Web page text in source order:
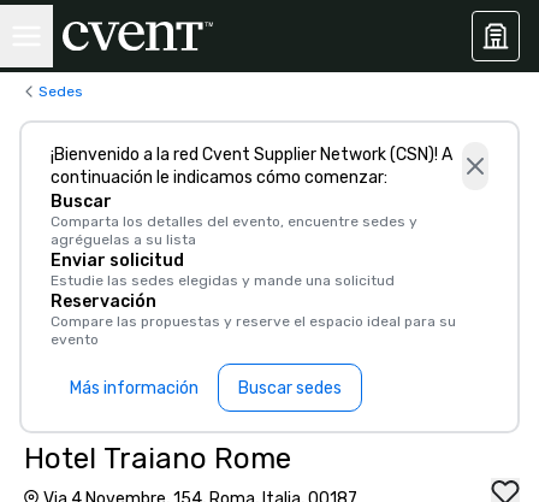
Sedes
¡Bienvenido a la red Cvent Supplier Network (CSN)! A
continuación le indicamos cómo comenzar:
Buscar
Comparta los detalles del evento, encuentre sedes y
agréguelas a su lista
Enviar solicitud
Estudie las sedes elegidas y mande una solicitud
Reservación
Compare las propuestas y reserve el espacio ideal para su
evento
Más información Buscar sedes
Hotel Traiano Rome